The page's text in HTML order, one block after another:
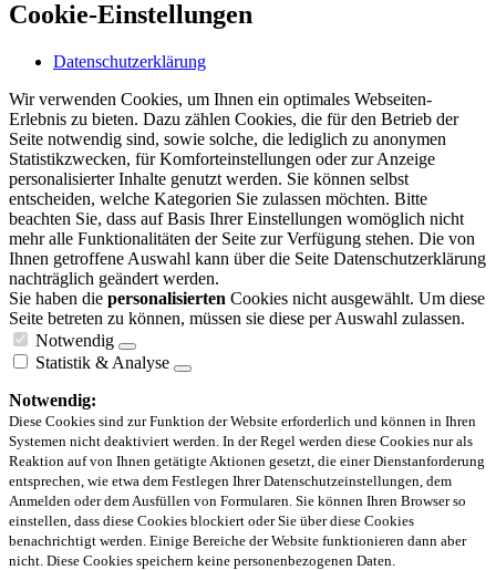
Cookie-Einstellungen
Datenschutzerklärung
Wir verwenden Cookies, um Ihnen ein optimales Webseiten-
Erlebnis zu bieten. Dazu zählen Cookies, die für den Betrieb der
Seite notwendig sind, sowie solche, die lediglich zu anonymen
Statistikzwecken, für Komforteinstellungen oder zur Anzeige
personalisierter Inhalte genutzt werden. Sie können selbst
entscheiden, welche Kategorien Sie zulassen möchten. Bitte
beachten Sie, dass auf Basis Ihrer Einstellungen womöglich nicht
mehr alle Funktionalitäten der Seite zur Verfügung stehen. Die von
Ihnen getroffene Auswahl kann über die Seite Datenschutzerklärung
nachträglich geändert werden.
Sie haben die personalisierten Cookies nicht ausgewählt. Um diese
Seite betreten zu können, müssen sie diese per Auswahl zulassen.
Notwendig
Statistik & Analyse
Notwendig:
Diese Cookies sind zur Funktion der Website erforderlich und können in Ihren
Systemen nicht deaktiviert werden. In der Regel werden diese Cookies nur als
Reaktion auf von Ihnen getätigte Aktionen gesetzt, die einer Dienstanforderung
entsprechen, wie etwa dem Festlegen Ihrer Datenschutzeinstellungen, dem
Anmelden oder dem Ausfüllen von Formularen. Sie können Ihren Browser so
einstellen, dass diese Cookies blockiert oder Sie über diese Cookies
benachrichtigt werden. Einige Bereiche der Website funktionieren dann aber
nicht. Diese Cookies speichern keine personenbezogenen Daten.